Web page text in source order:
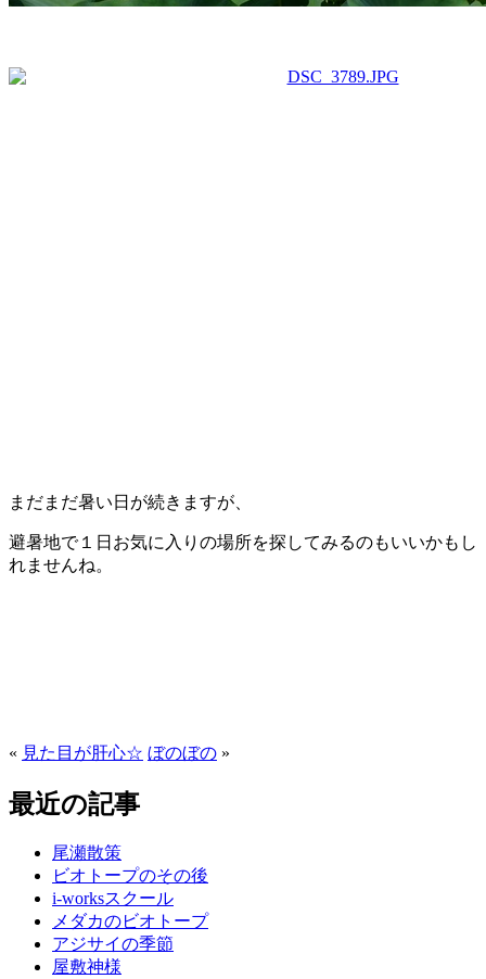
まだまだ暑い日が続きますが、
避暑地で１日お気に入りの場所を探してみるのもいいかもし
れませんね。
« 見た目が肝心☆ ぼのぼの »
最近の記事
尾瀬散策
ビオトープのその後
i-worksスクール
メダカのビオトープ
アジサイの季節
屋敷神様